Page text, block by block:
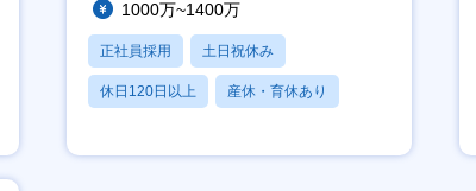
1000万~1400万
正社員採用 土日祝休み
休日120日以上 産休・育休あり